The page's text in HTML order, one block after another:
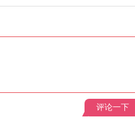
评论一下